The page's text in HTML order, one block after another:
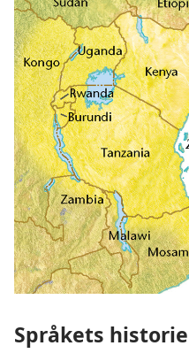
Språkets historie